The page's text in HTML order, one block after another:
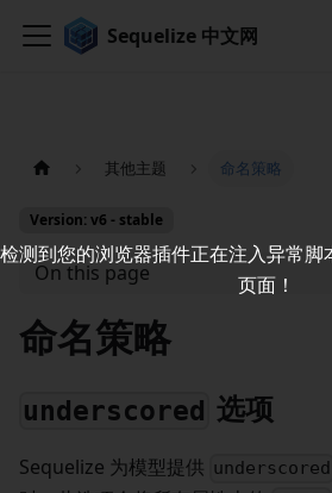
Sequelize 中文网
其他主题 命名策略
Version: v6 - stable
On this page
命名策略
underscored 选项
Sequelize 为模型提供 underscored
检测到您的浏览器插件正在注入异常
页面！